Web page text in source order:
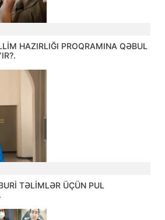
HAZIRLIĞI PROQRAMINA QƏBUL
TƏLİMLƏR ÜÇÜN PUL